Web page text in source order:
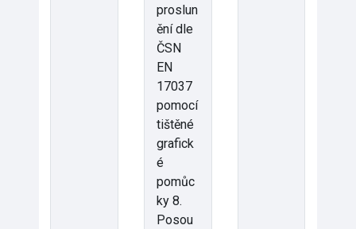
proslun
ění dle
ČSN
EN
17037
pomocí
tištěné
grafick
é
pomůc
ky 8.
Posou